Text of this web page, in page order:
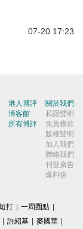
07-20 17:23
港人博評
博客館
所有博評
關於我們
私隱聲明
免責條款
版權聲明
加入我們
聯絡我們
刊登廣告
爆料快
打 | 一周圈點 |
| 許紹基 | 麥國華 |